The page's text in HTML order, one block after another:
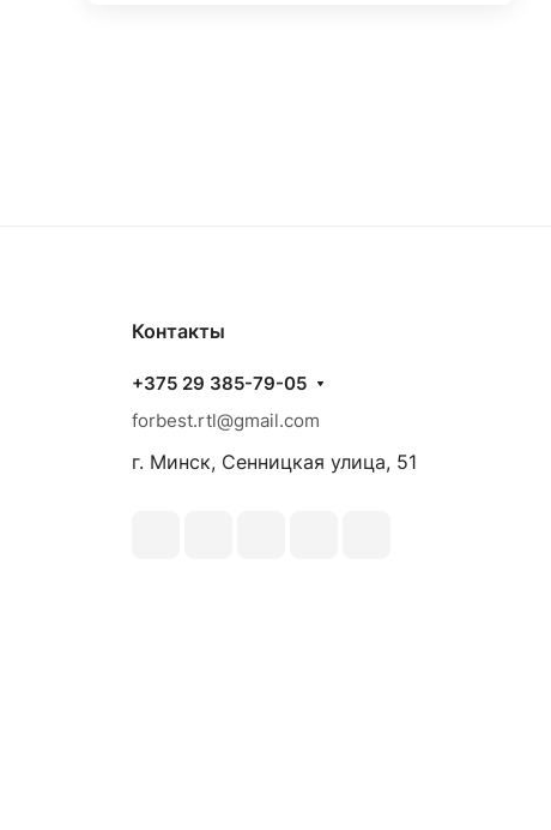
Контакты
+375 29 385-79-05
forbest.rtl@gmail.com
г. Минск, Сенницкая улица, 51